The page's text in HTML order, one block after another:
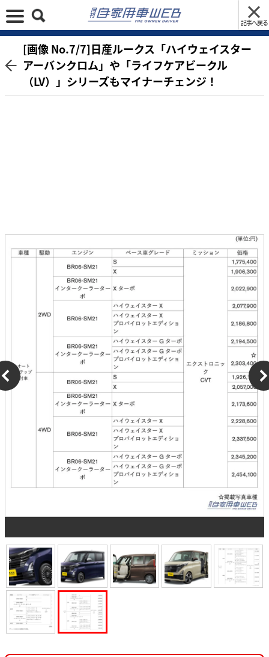
記事へ戻る
[画像 No.7/7]日産ルークス「ハイウェイスター
アーバンクロム」や「ライフケアビークル
（LV）」シリーズもマイナーチェンジ！